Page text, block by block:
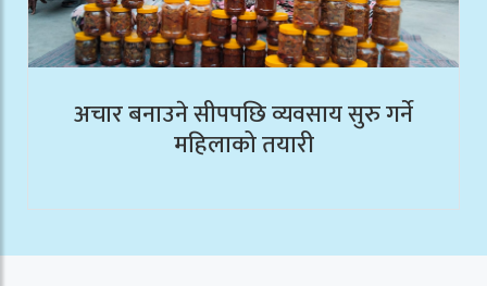
अचार बनाउने सीपपछि व्यवसाय सुरु गर्ने
महिलाको तयारी